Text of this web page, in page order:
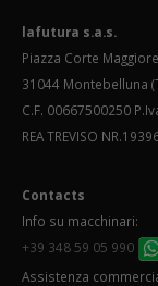
lafutura s.a.s.
Piazza Corte
31044 Montebelluna
C.F. 00667500250
REA TREVISO
Contacts
Info su macchinari:
+39 348 59 05 990
Assistenza